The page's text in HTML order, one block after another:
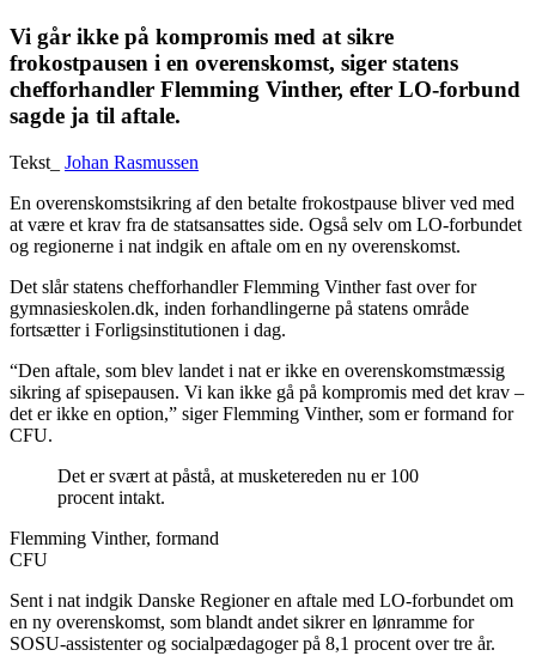
Vi går ikke på kompromis med at sikre
frokostpausen i en overenskomst, siger statens
chefforhandler Flemming Vinther, efter LO-forbund
sagde ja til aftale.
Tekst_ Johan Rasmussen
En overenskomstsikring af den betalte frokostpause bliver ved med
at være et krav fra de statsansattes side. Også selv om LO-forbundet
og regionerne i nat indgik en aftale om en ny overenskomst.
Det slår statens chefforhandler Flemming Vinther fast over for
gymnasieskolen.dk, inden forhandlingerne på statens område
fortsætter i Forligsinstitutionen i dag.
“Den aftale, som blev landet i nat er ikke en overenskomstmæssig
sikring af spisepausen. Vi kan ikke gå på kompromis med det krav –
det er ikke en option,” siger Flemming Vinther, som er formand for
CFU.
Det er svært at påstå, at musketereden nu er 100
procent intakt.
Flemming Vinther, formand
CFU
Sent i nat indgik Danske Regioner en aftale med LO-forbundet om
en ny overenskomst, som blandt andet sikrer en lønramme for
SOSU-assistenter og socialpædagoger på 8,1 procent over tre år.